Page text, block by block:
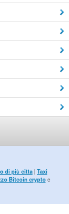
di più citta | Taxi
Bitcoin cryptoe